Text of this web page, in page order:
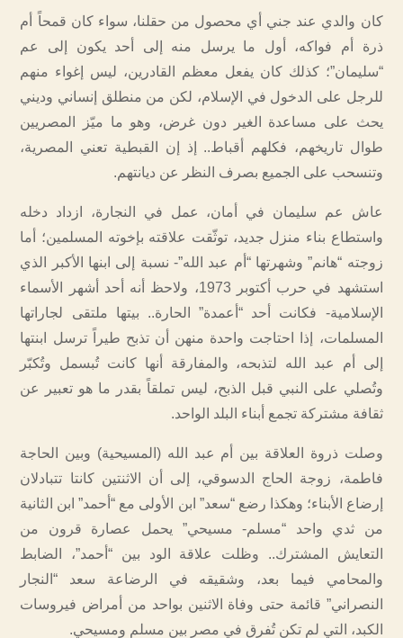
كان والدي عند جني أي محصول من حقلنا، سواء كان قمحاً أم
ذرة أم فواكه، أول ما يرسل منه إلى أحد يكون إلى عم
“سليمان”؛ كذلك كان يفعل معظم القادرين، ليس إغواء منهم
للرجل على الدخول في الإسلام، لكن من منطلق إنساني وديني
يحث على مساعدة الغير دون غرض، وهو ما ميّز المصريين
طوال تاريخهم، فكلهم أقباط.. إذ إن القبطية تعني المصرية،
وتنسحب على الجميع بصرف النظر عن ديانتهم.
عاش عم سليمان في أمان، عمل في النجارة، ازداد دخله
واستطاع بناء منزل جديد، توثّقت علاقته بإخوته المسلمين؛ أما
زوجته “هانم” وشهرتها “أم عبد الله”- نسبة إلى ابنها الأكبر الذي
استشهد في حرب أكتوبر 1973، ولاحظ أنه أحد أشهر الأسماء
الإسلامية- فكانت أحد “أعمدة” الحارة.. بيتها ملتقى لجاراتها
المسلمات، إذا احتاجت واحدة منهن أن تذبح طيراً ترسل ابنتها
إلى أم عبد الله لتذبحه، والمفارقة أنها كانت تُبسمل وتُكبّر
وتُصلي على النبي قبل الذبح، ليس تملقاً بقدر ما هو تعبير عن
ثقافة مشتركة تجمع أبناء البلد الواحد.
وصلت ذروة العلاقة بين أم عبد الله (المسيحية) وبين الحاجة
فاطمة، زوجة الحاج الدسوقي، إلى أن الاثنتين كانتا تتبادلان
إرضاع الأبناء؛ وهكذا رضع “سعد” ابن الأولى مع “أحمد” ابن الثانية
من ثدي واحد “مسلم- مسيحي” يحمل عصارة قرون من
التعايش المشترك.. وظلت علاقة الود بين “أحمد”، الضابط
والمحامي فيما بعد، وشقيقه في الرضاعة سعد “النجار
النصراني” قائمة حتى وفاة الاثنين بواحد من أمراض فيروسات
الكبد، التي لم تكن تُفرق في مصر بين مسلم ومسيحي.